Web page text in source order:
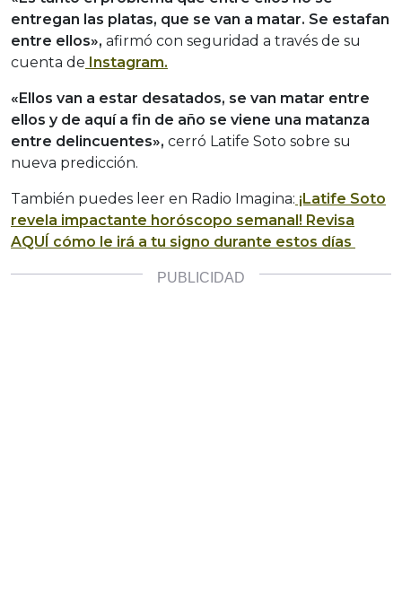
entregan las platas, que se van a matar. Se estafan
entre ellos», afirmó con seguridad a través de su
cuenta de Instagram.
«Ellos van a estar desatados, se van matar entre
ellos y de aquí a fin de año se viene una matanza
entre delincuentes», cerró Latife Soto sobre su
nueva predicción.
También puedes leer en Radio Imagina: ¡Latife Soto
revela impactante horóscopo semanal! Revisa
AQUÍ cómo le irá a tu signo durante estos días